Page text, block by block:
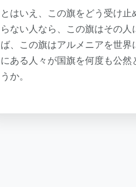
とはいえ、この旗をどう受け
らない人なら、この旗はその
ば、この旗はアルメニアを世
にある人々が国旗を何度も公
うか。